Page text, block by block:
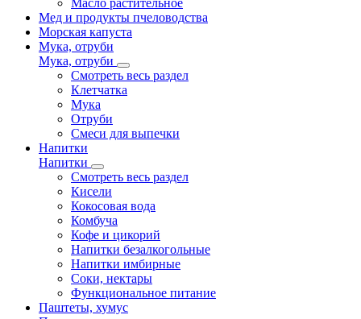
Масло растительное
Мед и продукты пчеловодства
Морская капуста
Мука, отруби
Мука, отруби
Смотреть весь раздел
Клетчатка
Мука
Отруби
Смеси для выпечки
Напитки
Напитки
Смотреть весь раздел
Кисели
Кокосовая вода
Комбуча
Кофе и цикорий
Напитки безалкогольные
Напитки имбирные
Соки, нектары
Функциональное питание
Паштеты, хумус